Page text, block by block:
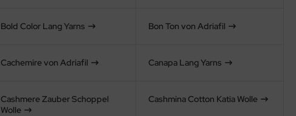
Bold Color Lang Yarns Bon Ton von Adriafil
Cachemire von Adriafil Canapa Lang Yarns
Cashmere Zauber Schoppel
Wolle
Cashmina Cotton Katia Wolle